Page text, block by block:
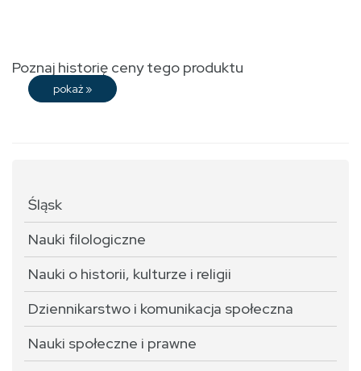
Poznaj historię ceny tego produktu
pokaż »
Śląsk
Nauki filologiczne
Nauki o historii, kulturze i religii
Dziennikarstwo i komunikacja społeczna
Nauki społeczne i prawne